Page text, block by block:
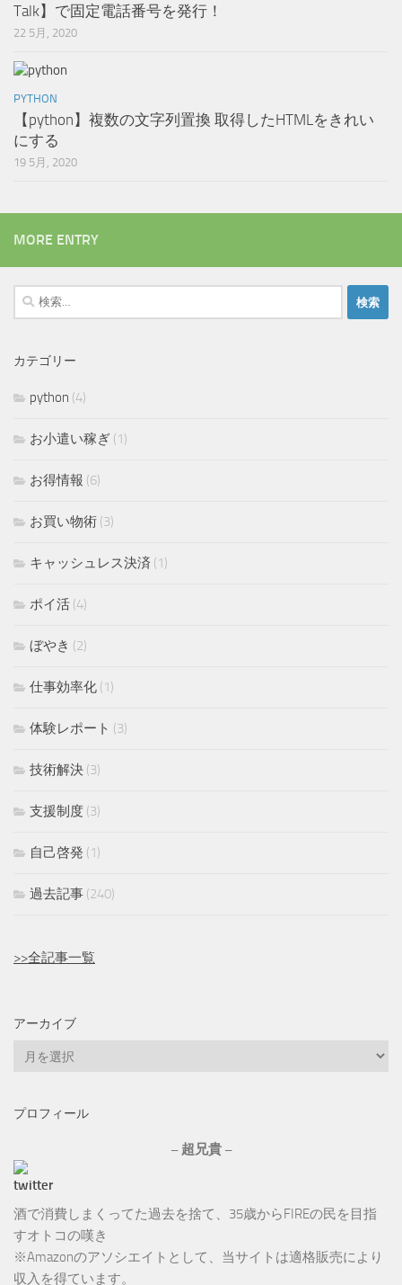
Talk】で固定電話番号を発行！
22 5月, 2020
PYTHON
【python】複数の文字列置換 取得したHTMLをきれい
にする
19 5月, 2020
MORE ENTRY
検
索:
カテゴリー
python (4)
お小遣い稼ぎ (1)
お得情報 (6)
お買い物術 (3)
キャッシュレス決済 (1)
ポイ活 (4)
ぼやき (2)
仕事効率化 (1)
体験レポート (3)
技術解決 (3)
支援制度 (3)
自己啓発 (1)
過去記事 (240)
>>全記事一覧
アーカイブ
イ
プロフィール
– 超兄貴 –
酒で消費しまくってた過去を捨て、35歳からFIREの民を目指
すオトコの嘆き
※Amazonのアソシエイトとして、当サイトは適格販売により
収入を得ています。